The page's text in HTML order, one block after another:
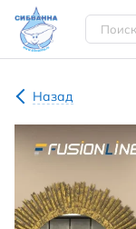
Назад